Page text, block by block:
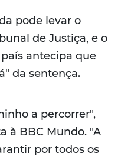
pode levar o
de Justiça, e o
antecipa que
da sentença.
a percorrer",
à BBC Mundo. "A
por todos os